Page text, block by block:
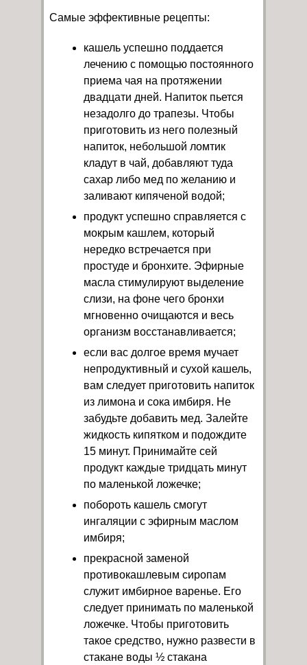
Самые эффективные рецепты:
кашель успешно поддается
лечению с помощью постоянного
приема чая на протяжении
двадцати дней. Напиток пьется
незадолго до трапезы. Чтобы
приготовить из него полезный
напиток, небольшой ломтик
кладут в чай, добавляют туда
сахар либо мед по желанию и
заливают кипяченой водой;
продукт успешно справляется с
мокрым кашлем, который
нередко встречается при
простуде и бронхите. Эфирные
масла стимулируют выделение
слизи, на фоне чего бронхи
мгновенно очищаются и весь
организм восстанавливается;
если вас долгое время мучает
непродуктивный и сухой кашель,
вам следует приготовить напиток
из лимона и сока имбиря. Не
забудьте добавить мед. Залейте
жидкость кипятком и подождите
15 минут. Принимайте сей
продукт каждые тридцать минут
по маленькой ложечке;
побороть кашель смогут
ингаляции с эфирным маслом
имбиря;
прекрасной заменой
противокашлевым сиропам
служит имбирное варенье. Его
следует принимать по маленькой
ложечке. Чтобы приготовить
такое средство, нужно развести в
стакане воды ½ стакана